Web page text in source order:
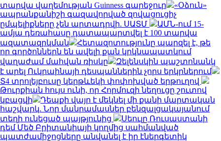
տարվա վաղեմության Guinness գարեջուր
«Օձուն»
ապրանքանիշի գազավորված զովացուցիչ
ըմպելիքները չեն արտադրվի. ՍԱՏՄ
ԱՄՆ-ում 15-
ամյա դեռահասը դատապարտվել է 100 տարվա
ազատազրկման
Հետազոտությունը պարզել է, թե
որ գործոններն են ավելի քան կրկնապատկում
վաղաժամ մահվան ռիսկը
Զելենսկին պաշտոնանկ
է արել Ուկրաինայի դեսպաններին չորս երկրներում
Տ4 տրոլեյբուսը կերթևեկի փոփոխված երթուղով
Թուրքիան հույս ունի, որ Հորմուզի նեղուցը շուտով
կբացվի
Դեպքի վայր է մեկնել մի քանի մարտական
հաշվարկ. Նոր մանրամասներ բենզալցակայանում
տեղի ունեցած պայթյունից
Սեուլը Ռուսաստանի
դեմ Մեծ Բրիտանիայի կողմից սահմանված
պատժամիջոցները անվանել է իր էներգետիկ